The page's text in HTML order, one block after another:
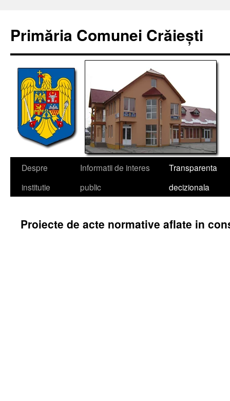
conținut
Primăria Comunei Crăiești
Despre
institutie
Informatii de interes
public
Transparenta
decizionala
Proiecte de acte normative aflate in